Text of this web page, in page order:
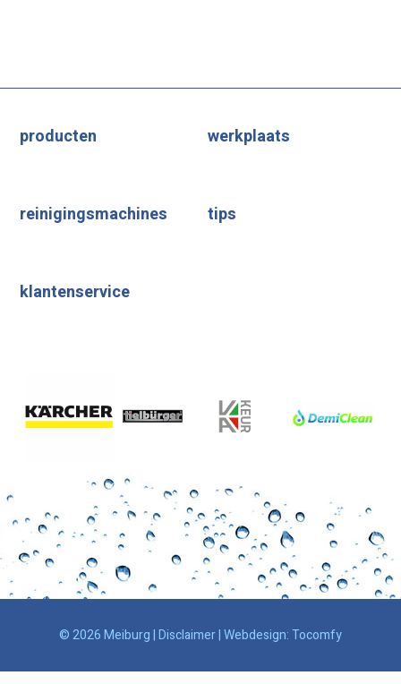
producten werkplaats
reinigingsmachines tips
klantenservice
© 2026 Meiburg |Disclaimer| Webdesign:Tocomfy